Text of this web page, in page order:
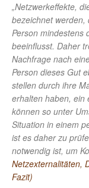
„Netzwerkeffekte,
bezeichnet werden,
Person mindestens
beeinflusst. Daher
Nachfrage nach
Person dieses Gut
stellen durch ihre
erhalten haben, ein
können so unter
Situation in einem
ist es daher zu
notwendig ist, um
Netzexternalitäten,
Fazit)